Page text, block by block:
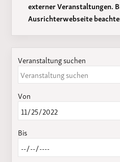
externer Veranstaltungen.
Ausrichterwebseite
Veranstaltung suchen
Von
Bis